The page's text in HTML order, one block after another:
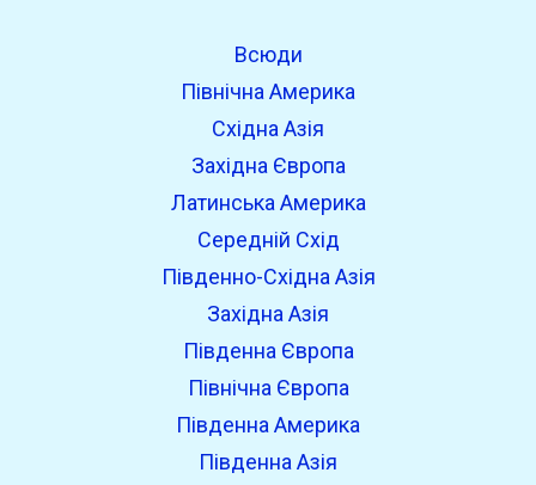
Всюди
Північна Америка
Східна Азія
Західна Європа
Латинська Америка
Середній Схід
Південно-Східна Азія
Західна Азія
Південна Європа
Північна Європа
Південна Америка
Південна Азія